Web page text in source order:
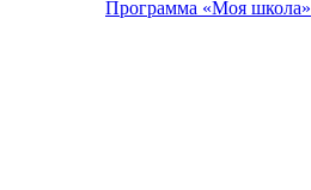
Программа «Моя школа»